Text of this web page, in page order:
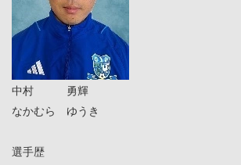
中村 勇輝
なかむら ゆうき
選手歴